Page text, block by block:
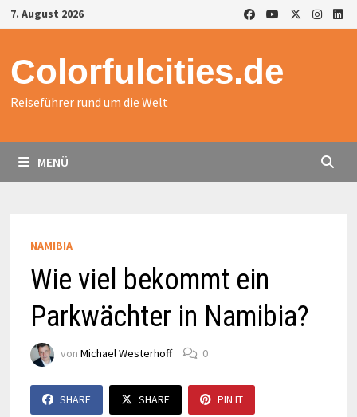
Zurück
zum
7. August 2026
Colorfulcities.de
Reiseführer rund um die Welt
MENÜ
NAMIBIA
Wie viel bekommt ein
Parkwächter in Namibia?
von Michael Westerhoff 0
SHARE SHARE PIN IT